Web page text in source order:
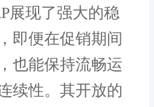
现了强大的稳
即便在促销期间
也能保持流畅运
续性。其开放的